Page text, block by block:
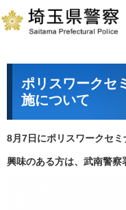
ポリスワークセ
施について
8月7日にポリスワークセ
興味のある方は、武南警察